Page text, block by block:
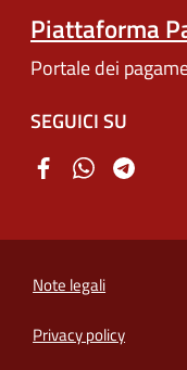
Piattaforma
Portale dei
SEGUICI SU
Note legali
Privacy policy